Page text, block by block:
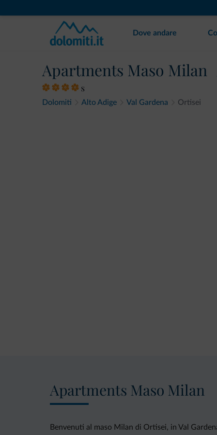
Dove andare
Apartments Maso Milan
s
Dolomiti Alto Adige Val Gardena Ortisei
Apartments Maso Milan
Benvenuti al maso Milan di Ortisei, in Val